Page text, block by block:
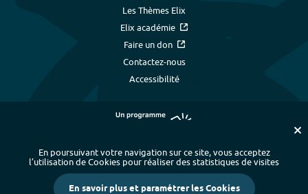
Les Thèmes Elix
Elix académie
Faire un don
Contactez-nous
Accessibilité
Plan du site - Index alphabétique
-
Mentions légales et données personnelles
- Paramétrer les cookies
En poursuivant votre navigation sur ce site, vous acceptez
l’utilisation de Cookies pour réaliser des statistiques de visites
En savoir plus et paramétrer les Cookies